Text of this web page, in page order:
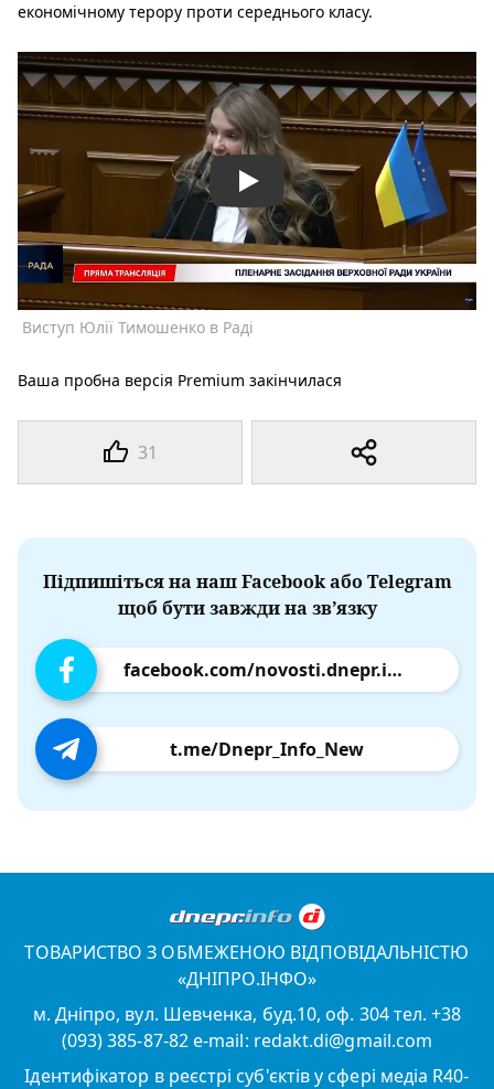
31
економічному терору проти середнього класу.
Play
Виступ Юлії Тимошенко в Раді
Ваша пробна версія Premium закінчилася
Підпишіться на наш Facebook або Telegram
щоб бути завжди на зв’язку
facebook.com/novosti.dnepr.info
t.me/Dnepr_Info_New
ТОВАРИСТВО З ОБМЕЖЕНОЮ ВІДПОВІДАЛЬНІСТЮ
«ДНІПРО.ІНФО»
м. Дніпро, вул. Шевченка, буд.10, оф. 304 тел. +38
(093) 385-87-82 e-mail: redakt.di@gmail.com
Ідентифікатор в реєстрі суб'єктів у сфері медіа R40-